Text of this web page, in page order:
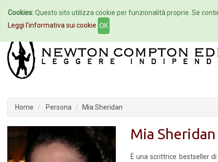
Home Autori Eventi
Home Persona Mia Sheridan
Mia Sheridan
È una scrittrice bestseller
Cookies:Questo sito utilizza cookie per funzionalità proprie. Se
Leggi l'informativa sui cookie OK